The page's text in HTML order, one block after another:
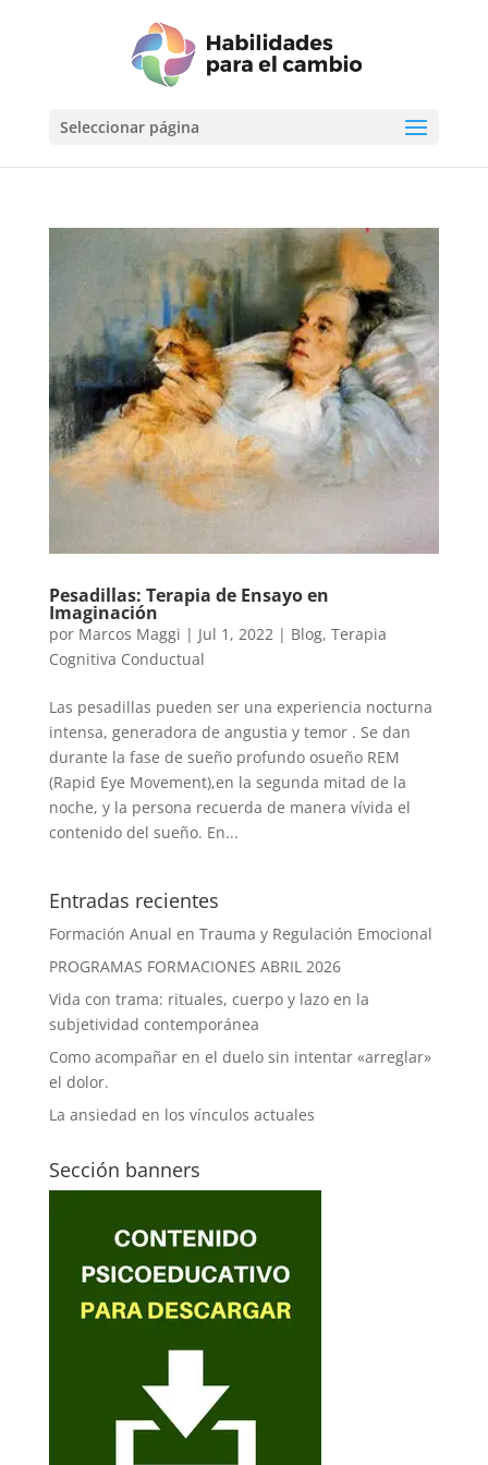
Seleccionar página
Pesadillas: Terapia de Ensayo en
Imaginación
por Marcos Maggi | Jul 1, 2022 | Blog, Terapia
Cognitiva Conductual
Las pesadillas pueden ser una experiencia nocturna
intensa, generadora de angustia y temor . Se dan
durante la fase de sueño profundo osueño REM
(Rapid Eye Movement),en la segunda mitad de la
noche, y la persona recuerda de manera vívida el
contenido del sueño. En...
Entradas recientes
Formación Anual en Trauma y Regulación Emocional
PROGRAMAS FORMACIONES ABRIL 2026
Vida con trama: rituales, cuerpo y lazo en la
subjetividad contemporánea
Como acompañar en el duelo sin intentar «arreglar»
el dolor.
La ansiedad en los vínculos actuales
Sección banners